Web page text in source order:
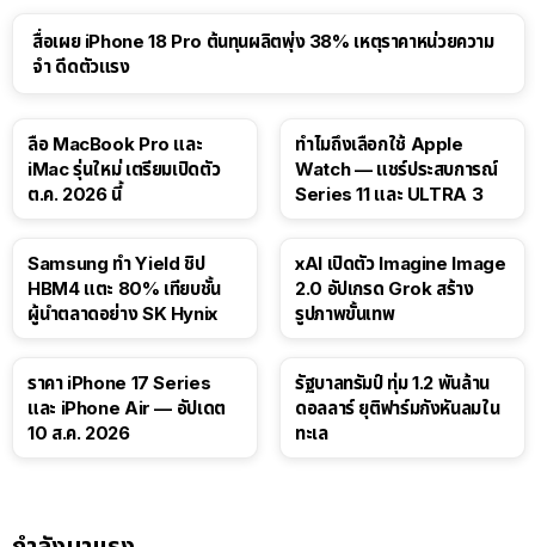
สื่อเผย iPhone 18 Pro ต้นทุนผลิตพุ่ง 38% เหตุราคาหน่วยความ
จำ ดีดตัวแรง
ลือ MacBook Pro และ
iMac รุ่นใหม่ เตรียมเปิดตัว
ต.ค. 2026 นี้
ทำไมถึงเลือกใช้ Apple
Watch — แชร์ประสบการณ์
Series 11 และ ULTRA 3
Samsung ทำ Yield ชิป
HBM4 แตะ 80% เทียบชั้น
ผู้นำตลาดอย่าง SK Hynix
xAI เปิดตัว Imagine Image
2.0 อัปเกรด Grok สร้าง
รูปภาพขั้นเทพ
ราคา iPhone 17 Series
และ iPhone Air — อัปเดต
10 ส.ค. 2026
รัฐบาลทรัมป์ ทุ่ม 1.2 พันล้าน
ดอลลาร์ ยุติฟาร์มกังหันลมใน
ทะเล